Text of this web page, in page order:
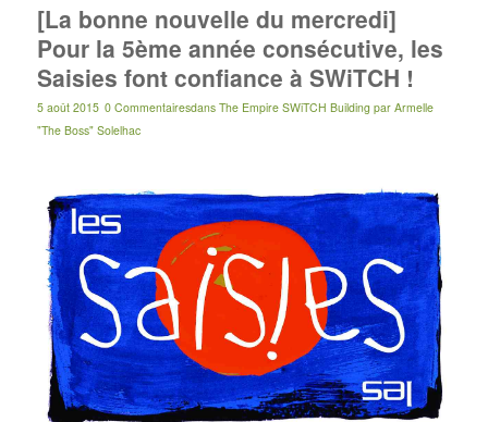
[La bonne nouvelle du mercredi]
Pour la 5ème année consécutive, les
Saisies font confiance à SWiTCH !
5 août 2015 0 Commentairesdans The Empire SWiTCH Building par Armelle
"The Boss" Solelhac